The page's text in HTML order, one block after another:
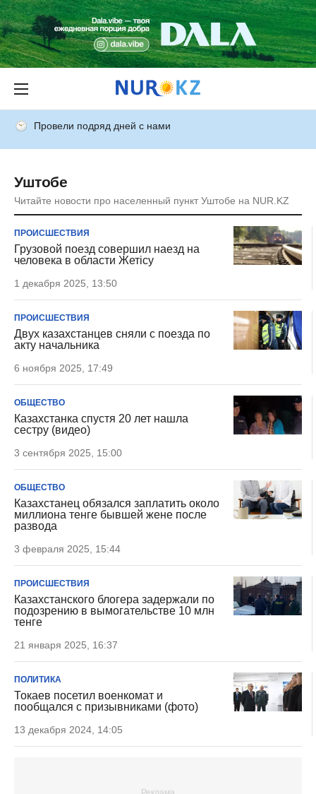
Провели подряд дней с нами
Уштобе
Читайте новости про населенный пункт Уштобе на NUR.KZ
ПРОИСШЕСТВИЯ
Грузовой поезд совершил наезд на
человека в области Жетісу
1 декабря 2025, 13:50
ПРОИСШЕСТВИЯ
Двух казахстанцев сняли с поезда по
акту начальника
6 ноября 2025, 17:49
ОБЩЕСТВО
Казахстанка спустя 20 лет нашла
сестру (видео)
3 сентября 2025, 15:00
ОБЩЕСТВО
Казахстанец обязался заплатить около
миллиона тенге бывшей жене после
развода
3 февраля 2025, 15:44
ПРОИСШЕСТВИЯ
Казахстанского блогера задержали по
подозрению в вымогательстве 10 млн
тенге
21 января 2025, 16:37
ПОЛИТИКА
Токаев посетил военкомат и
пообщался с призывниками (фото)
13 декабря 2024, 14:05